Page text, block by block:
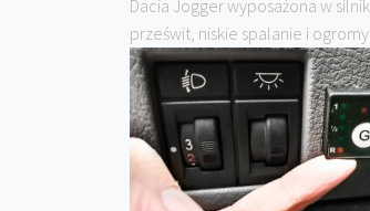
Dacia Jogger wyposażona w
prześwit, niskie spalanie i